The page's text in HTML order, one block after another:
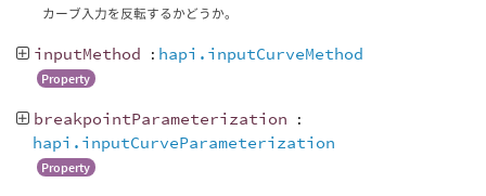
カーブ入力を反転するかどうか。
inputMethod : hapi.inputCurveMethod
Property
breakpointParameterization :
hapi.inputCurveParameterization
Property